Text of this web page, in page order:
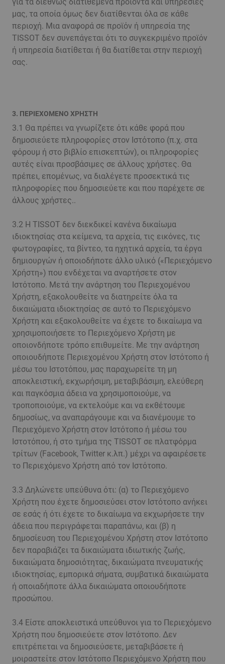
μας, τα οποία όμως δεν διατίθενται όλα σε κάθε
περιοχή. Μια αναφορά σε προϊόν ή υπηρεσία της
TISSOT δεν συνεπάγεται ότι το συγκεκριμένο προϊόν
ή υπηρεσία διατίθεται ή θα διατίθεται στην περιοχή
σας.
3. ΠΕΡΙΕΧΟΜΕΝΟ ΧΡΗΣΤΗ
3.1 Θα πρέπει να γνωρίζετε ότι κάθε φορά που
δημοσιεύετε πληροφορίες στον Ιστότοπο (π.χ. στα
φόρουμ ή στο βιβλίο επισκεπτών), οι πληροφορίες
αυτές είναι προσβάσιμες σε άλλους χρήστες. Θα
πρέπει, επομένως, να διαλέγετε προσεκτικά τις
πληροφορίες που δημοσιεύετε και που παρέχετε σε
άλλους χρήστες..
3.2 Η TISSOT δεν διεκδικεί κανένα δικαίωμα
ιδιοκτησίας στα κείμενα, τα αρχεία, τις εικόνες, τις
φωτογραφίες, τα βίντεο, τα ηχητικά αρχεία, τα έργα
δημιουργών ή οποιοδήποτε άλλο υλικό («Περιεχόμενο
Χρήστη») που ενδέχεται να αναρτήσετε στον
Ιστότοπο. Μετά την ανάρτηση του Περιεχομένου
Χρήστη, εξακολουθείτε να διατηρείτε όλα τα
δικαιώματα ιδιοκτησίας σε αυτό το Περιεχόμενο
Χρήστη και εξακολουθείτε να έχετε το δικαίωμα να
χρησιμοποιήσετε το Περιεχόμενο Χρήστη με
οποιονδήποτε τρόπο επιθυμείτε. Με την ανάρτηση
οποιουδήποτε Περιεχομένου Χρήστη στον Ιστότοπο ή
μέσω του Ιστοτόπου, μας παραχωρείτε τη μη
αποκλειστική, εκχωρήσιμη, μεταβιβάσιμη, ελεύθερη
και παγκόσμια άδεια να χρησιμοποιούμε, να
τροποποιούμε, να εκτελούμε και να εκθέτουμε
δημοσίως, να αναπαράγουμε και να διανέμουμε το
Περιεχόμενο Χρήστη στον Ιστότοπο ή μέσω του
Ιστοτόπου, ή στο τμήμα της TISSOT σε πλατφόρμα
τρίτων (Facebook, Twitter κ.λπ.) μέχρι να αφαιρέσετε
το Περιεχόμενο Χρήστη από τον Ιστότοπο.
3.3 Δηλώνετε υπεύθυνα ότι: (α) το Περιεχόμενο
Χρήστη που έχετε δημοσιεύσει στον Ιστότοπο ανήκει
σε εσάς ή ότι έχετε το δικαίωμα να εκχωρήσετε την
άδεια που περιγράφεται παραπάνω, και (β) η
δημοσίευση του Περιεχομένου Χρήστη στον Ιστότοπο
δεν παραβιάζει τα δικαιώματα ιδιωτικής ζωής,
δικαιώματα δημοσιότητας, δικαιώματα πνευματικής
ιδιοκτησίας, εμπορικά σήματα, συμβατικά δικαιώματα
ή οποιαδήποτε άλλα δικαιώματα οποιουδήποτε
προσώπου.
3.4 Είστε αποκλειστικά υπεύθυνοι για το Περιεχόμενο
Χρήστη που δημοσιεύετε στον Ιστότοπο. Δεν
επιτρέπεται να δημοσιεύσετε, μεταβιβάσετε ή
μοιραστείτε στον Ιστότοπο Περιεχόμενο Χρήστη που